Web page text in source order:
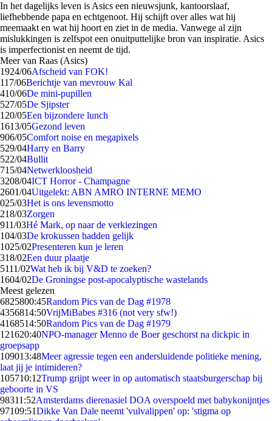
In het dagelijks leven is Asics een nieuwsjunk, kantoorslaaf,
liefhebbende papa en echtgenoot. Hij schijft over alles wat hij
meemaakt en wat hij hoort en ziet in de media. Vanwege al zijn
mislukkingen is zelfspot een onuitputtelijke bron van inspiratie. Asics
is imperfectionist en neemt de tijd.
Meer van Raas (Asics)
1924/06Afscheid van FOK!
117/06Berichtje van mevrouw Kal
410/06De mini-pupillen
527/05De Sjipster
1 20/05Een bijzondere lunch
1613/05Gezond leven
906/05Comfort noise en megapixels
529/04Harry en Barry
522/04Bullit
715/04Netwerkloosheid
3208/04ICT Horror - Champagne
2601/04Uitgelekt: ABN AMRO INTERNE MEMO
025/03Het is ons levensmotto
218/03Zorgen
911/03Hé Mark, op naar de verkiezingen
104/03De krokussen hadden gelijk
1025/02Presenteren kun je leren
318/02Een duur plaatje
5111/02Wat heb ik bij V&D te zoeken?
1604/02De Groningse post-apocalyptische wastelands
Meest gelezen
6825800:45Random Pics van de Dag #1978
4356814:50VrijMiBabes #316 (not very sfw!)
4168514:50Random Pics van de Dag #1979
121620:40NPO-manager Menno de Boer geschorst na dickpic in
groepsapp
109013:48Meer agressie tegen een andersluidende politieke mening,
laat jij je intimideren?
105710:12Trump grijpt weer in op automatisch staatsburgerschap bij
geboorte in VS
98311:52Amsterdams dierenasiel DOA overspoeld met babykonijntjes
97109:51Dikke Van Dale neemt 'vulvalippen' op: 'stigma op